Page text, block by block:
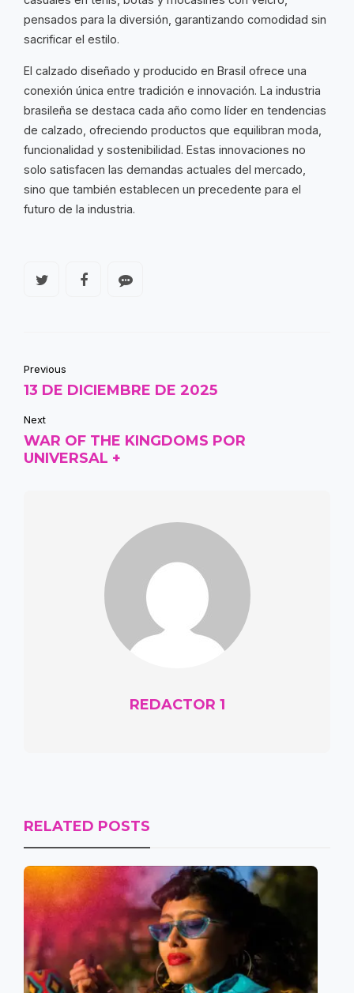
pensados para la diversión, garantizando comodidad sin
sacrificar el estilo.
El calzado diseñado y producido en Brasil ofrece una
conexión única entre tradición e innovación. La industria
brasileña se destaca cada año como líder en tendencias
de calzado, ofreciendo productos que equilibran moda,
funcionalidad y sostenibilidad. Estas innovaciones no
solo satisfacen las demandas actuales del mercado,
sino que también establecen un precedente para el
futuro de la industria.
Previous
13 DE DICIEMBRE DE 2025
Next
WAR OF THE KINGDOMS POR
UNIVERSAL +
REDACTOR 1
RELATED POSTS